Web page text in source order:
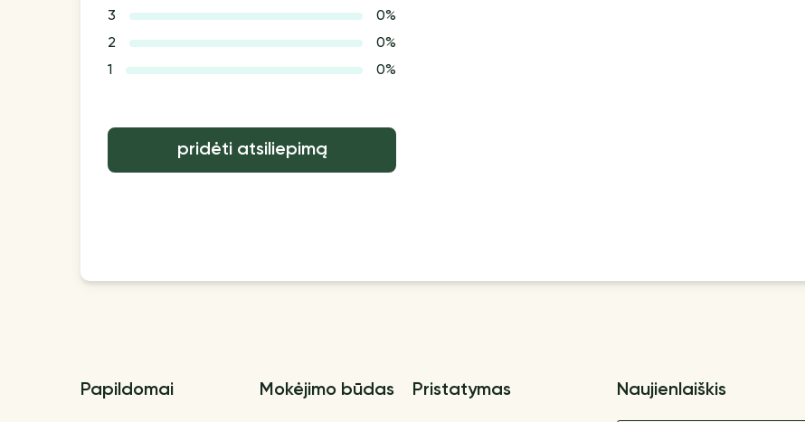
3
0%
2
0%
1
0%
pridėti atsiliepimą
Papildomai Mokėjimo būdas Pristatymas Naujienlaiškis